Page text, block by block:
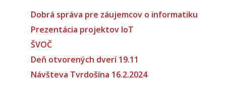
Dobrá správa pre záujemcov o informatiku
Prezentácia projektov IoT
ŠVOČ
Deň otvorených dverí 19.11
Návšteva Tvrdošína 16.2.2024